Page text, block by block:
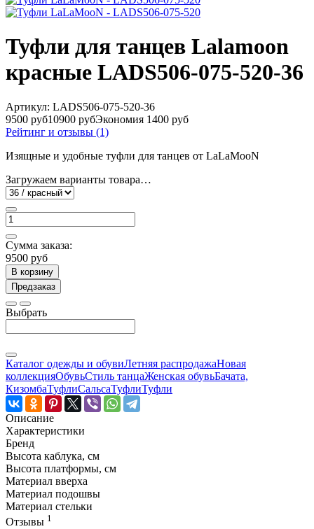
Туфли для танцев Lalamoon
красные LADS506-075-520-36
Артикул: LADS506-075-520-36
9500 руб10900 рубЭкономия 1400 руб
Рейтинг и отзывы (1)
Изящные и удобные туфли для танцев от LaLaMooN
Загружаем варианты товара…
Сумма заказа:
9500 руб
В корзину
Предзаказ
Выбрать
Каталог одежды и обувиЛетняя распродажаНовая
коллекцияОбувьСтиль танцаЖенская обувьБачата,
КизомбаТуфлиСальсаТуфлиТуфли
Описание
Характеристики
Бренд
Высота каблука, см
Высота платформы, см
Материал вверха
Материал подошвы
Материал стельки
Отзывы 1